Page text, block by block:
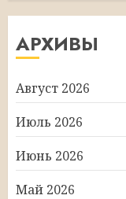
АРХИВЫ
Август 2026
Июль 2026
Июнь 2026
Май 2026